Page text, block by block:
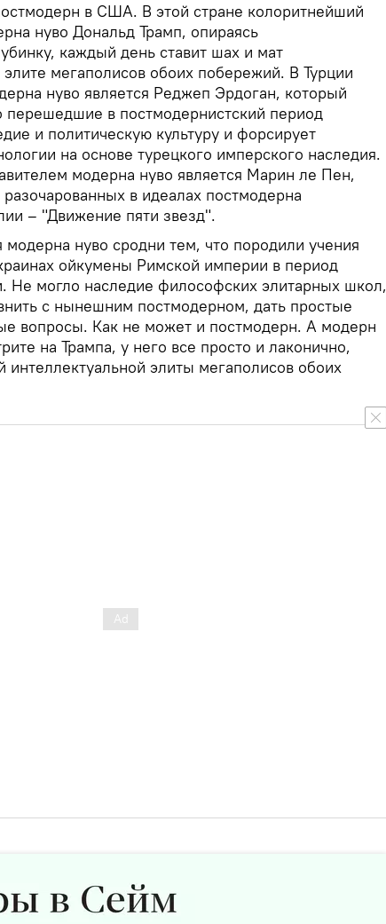
в США. В этой стране колоритнейший
нуво Дональд Трамп, опираясь
каждый день ставит шах и мат
мегаполисов обоих побережий. В Турции
нуво является Реджеп Эрдоган, который
перешедшие в постмодернистский период
и политическую культуру и форсирует
на основе турецкого имперского наследия.
модерна нуво является Марин ле Пен,
в идеалах постмодерна
– "Движение пяти звезд".
нуво сродни тем, что породили учения
ойкумены Римской империи в период
Не могло наследие философских элитарных школ,
с нынешним постмодерном, дать простые
вопросы. Как не может и постмодерн. А модерн
на Трампа, у него все просто и лаконично,
интеллектуальной элиты мегаполисов обоих